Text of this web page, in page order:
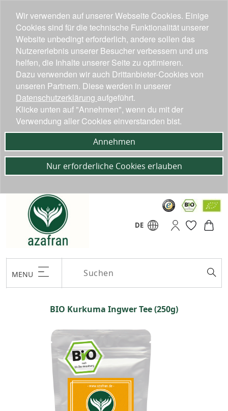
DE
MENU
BIO Kurkuma Ingwer Tee (250g)
Wir verwenden auf unserer Webseite Cookies. Einige
Cookies sind für die technische Funktionalität unserer
Website unbedingt erforderlich, andere sollen das
Nutzererlebnis unserer Besucher verbessern und uns
helfen, die Inhalte unserer Seite zu optimieren.
Dazu verwenden wir auch Drittanbieter-Cookies von
unseren Partnern. Diese werden in unserer
Datenschutzerklärung aufgeführt.
Klicke unten auf "Annehmen", wenn du mit der
Verwendung aller Cookies einverstanden bist.
Annehmen
Nur erforderliche Cookies erlauben